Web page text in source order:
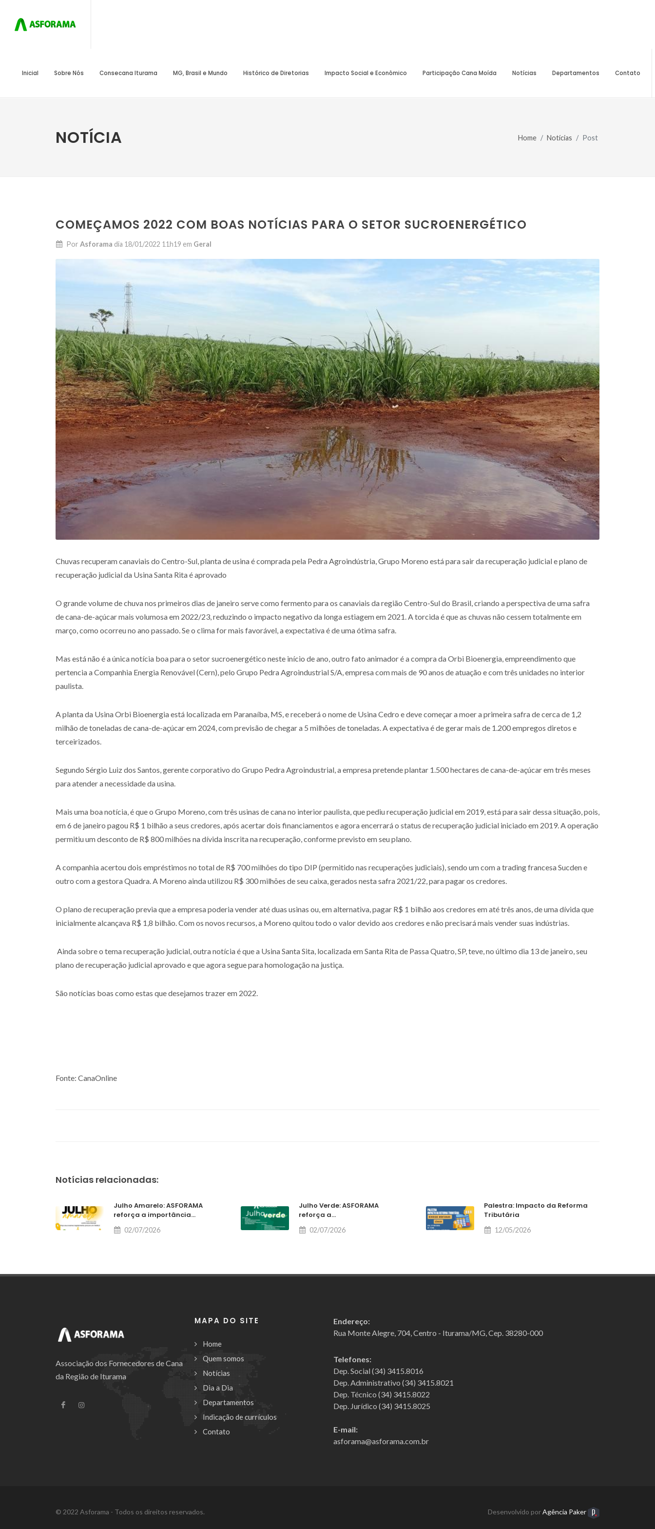
Inicial Sobre Nós Consecana Iturama MG, Brasil e Mundo Histórico de Diretorias Impacto Social e Econômico Participação Cana Moída Notícias Departamentos Contato
NOTÍCIA Home Notícias Post
COMEÇAMOS 2022 COM BOAS NOTÍCIAS PARA O SETOR SUCROENERGÉTICO
Por Asforama dia 18/01/2022 11h19 em Geral
Chuvas recuperam canaviais do Centro-Sul, planta de usina é comprada pela Pedra Agroindústria, Grupo Moreno está para sair da recuperação judicial e plano de
recuperação judicial da Usina Santa Rita é aprovado
O grande volume de chuva nos primeiros dias de janeiro serve como fermento para os canaviais da região Centro-Sul do Brasil, criando a perspectiva de uma safra
de cana-de-açúcar mais volumosa em 2022/23, reduzindo o impacto negativo da longa estiagem em 2021. A torcida é que as chuvas não cessem totalmente em
março, como ocorreu no ano passado. Se o clima for mais favorável, a expectativa é de uma ótima safra.
Mas está não é a única notícia boa para o setor sucroenergético neste início de ano, outro fato animador é a compra da Orbi Bioenergia, empreendimento que
pertencia a Companhia Energia Renovável (Cern), pelo Grupo Pedra Agroindustrial S/A, empresa com mais de 90 anos de atuação e com três unidades no interior
paulista.
A planta da Usina Orbi Bioenergia está localizada em Paranaíba, MS, e receberá o nome de Usina Cedro e deve começar a moer a primeira safra de cerca de 1,2
milhão de toneladas de cana-de-açúcar em 2024, com previsão de chegar a 5 milhões de toneladas. A expectativa é de gerar mais de 1.200 empregos diretos e
terceirizados.
Segundo Sérgio Luiz dos Santos, gerente corporativo do Grupo Pedra Agroindustrial, a empresa pretende plantar 1.500 hectares de cana-de-açúcar em três meses
para atender a necessidade da usina.
Mais uma boa notícia, é que o Grupo Moreno, com três usinas de cana no interior paulista, que pediu recuperação judicial em 2019, está para sair dessa situação, pois,
em 6 de janeiro pagou R$ 1 bilhão a seus credores, após acertar dois financiamentos e agora encerrará o status de recuperação judicial iniciado em 2019. A operação
permitiu um desconto de R$ 800 milhões na dívida inscrita na recuperação, conforme previsto em seu plano.
A companhia acertou dois empréstimos no total de R$ 700 milhões do tipo DIP (permitido nas recuperações judiciais), sendo um com a trading francesa Sucden e
outro com a gestora Quadra. A Moreno ainda utilizou R$ 300 milhões de seu caixa, gerados nesta safra 2021/22, para pagar os credores.
O plano de recuperação previa que a empresa poderia vender até duas usinas ou, em alternativa, pagar R$ 1 bilhão aos credores em até três anos, de uma dívida que
inicialmente alcançava R$ 1,8 bilhão. Com os novos recursos, a Moreno quitou todo o valor devido aos credores e não precisará mais vender suas indústrias.
Ainda sobre o tema recuperação judicial, outra notícia é que a Usina Santa Sita, localizada em Santa Rita de Passa Quatro, SP, teve, no último dia 13 de janeiro, seu
plano de recuperação judicial aprovado e que agora segue para homologação na justiça.
São notícias boas como estas que desejamos trazer em 2022.
Fonte: CanaOnline
Notícias relacionadas:
Julho Amarelo: ASFORAMA
reforça a importância...
02/07/2026
Julho Verde: ASFORAMA
reforça a...
02/07/2026
Palestra: Impacto da Reforma
Tributária
12/05/2026
Associação dos Fornecedores de Cana
da Região de Iturama
MAPA DO SITE
Home
Quem somos
Notícias
Dia a Dia
Departamentos
Indicação de currículos
Contato
Endereço:
Rua Monte Alegre, 704, Centro - Iturama/MG, Cep. 38280-000
Telefones:
Dep. Social (34) 3415.8016
Dep. Administrativo (34) 3415.8021
Dep. Técnico (34) 3415.8022
Dep. Jurídico (34) 3415.8025
E-mail:
asforama@asforama.com.br
© 2022 Asforama - Todos os direitos reservados. Desenvolvido porAgência Paker